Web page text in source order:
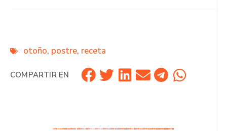
otoño, postre, receta
COMPARTIR EN